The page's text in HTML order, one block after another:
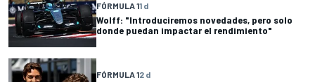
FÓRMULA 11 d
Wolff: "Introduciremos novedades, pero solo
donde puedan impactar el rendimiento"
FÓRMULA 12 d